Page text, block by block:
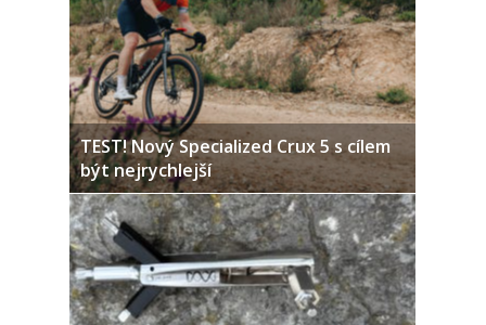
TEST! Nový Specialized Crux 5 s cílem
být nejrychlejší